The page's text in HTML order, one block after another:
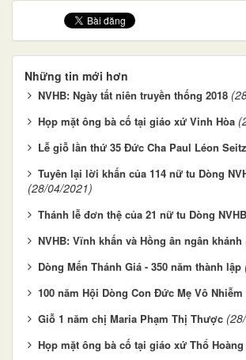
Những tin mới hơn
NVHB: Ngày tất niên truyền thống 2018
Họp mặt ông bà cố tại giáo xứ Vinh Hòa
Lễ giỗ lần thứ 35 Đức Cha Paul Léon Seitz
Tuyên lại lời khấn của 114 nữ tu Dòng
(28/04/2021)
Thánh lễ đơn thệ của 21 nữ tu Dòng NVHB
NVHB: Vĩnh khấn và Hồng ân ngân khánh
Dòng Mến Thánh Giá - 350 năm thành lập
100 năm Hội Dòng Con Đức Mẹ Vô Nhiễm
Giỗ 1 năm chị Maria Phạm Thị Thược
Họp mặt ông bà cố tại giáo xứ Thổ Hoàng